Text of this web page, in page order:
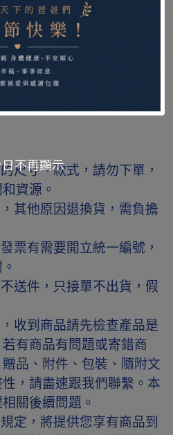
為全新品，原廠公司貨，
尺寸、款式，請勿下單，
資源。
其他原因退換貨，需負擔
票有需要開立統一編號，
送件，只接單不出貨，假
收到商品請先檢查產品是
有商品有問題或寄錯商
品、附件、包裝、隨附文
，請盡速跟我們聯繫。本
關後續問題。
定，將提供您享有商品到
不再顯示